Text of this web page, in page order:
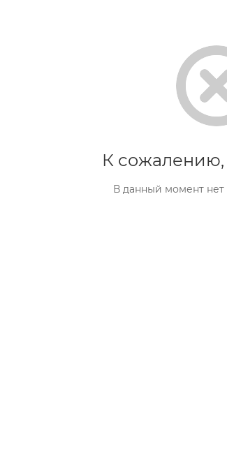
К сожалению,
В данный момент нет